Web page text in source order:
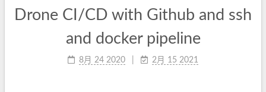
Drone CI/CD with Github and ssh
and docker pipeline
8月 24 2020 2月 15 2021